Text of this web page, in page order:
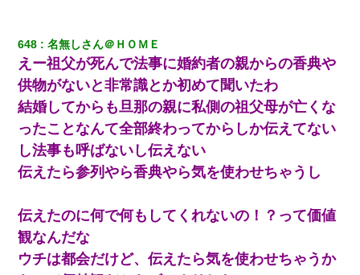
648 名無しさん＠ＨＯＭＥ
えー祖父が死んで法事に婚約者の親からの香典や
供物がないと非常識とか初めて聞いたわ
結婚してからも旦那の親に私側の祖父母が亡くな
ったことなんて全部終わってからしか伝えてない
し法事も呼ばないし伝えない
伝えたら参列やら香典やら気を使わせちゃうし
伝えたのに何で何もしてくれないの！？って価値
観なんだな
ウチは都会だけど、伝えたら気を使わせちゃうか